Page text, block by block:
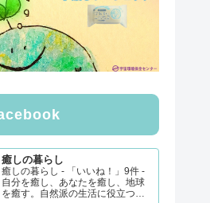
癒しの暮らし
癒しの暮らし - 「いいね！」9件 -
自分を癒し、あなたを癒し、地球
を癒す。自然派の生活に役立つ商